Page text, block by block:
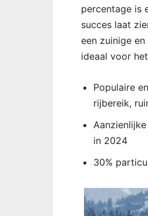
percentage is
succes laat
een zuinige
ideaal voor
Populaire
rijbereik,
in 2024
30%